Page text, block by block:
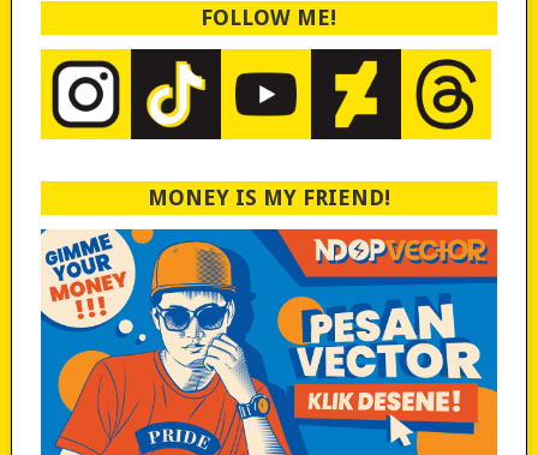
FOLLOW ME!
MONEY IS MY FRIEND!